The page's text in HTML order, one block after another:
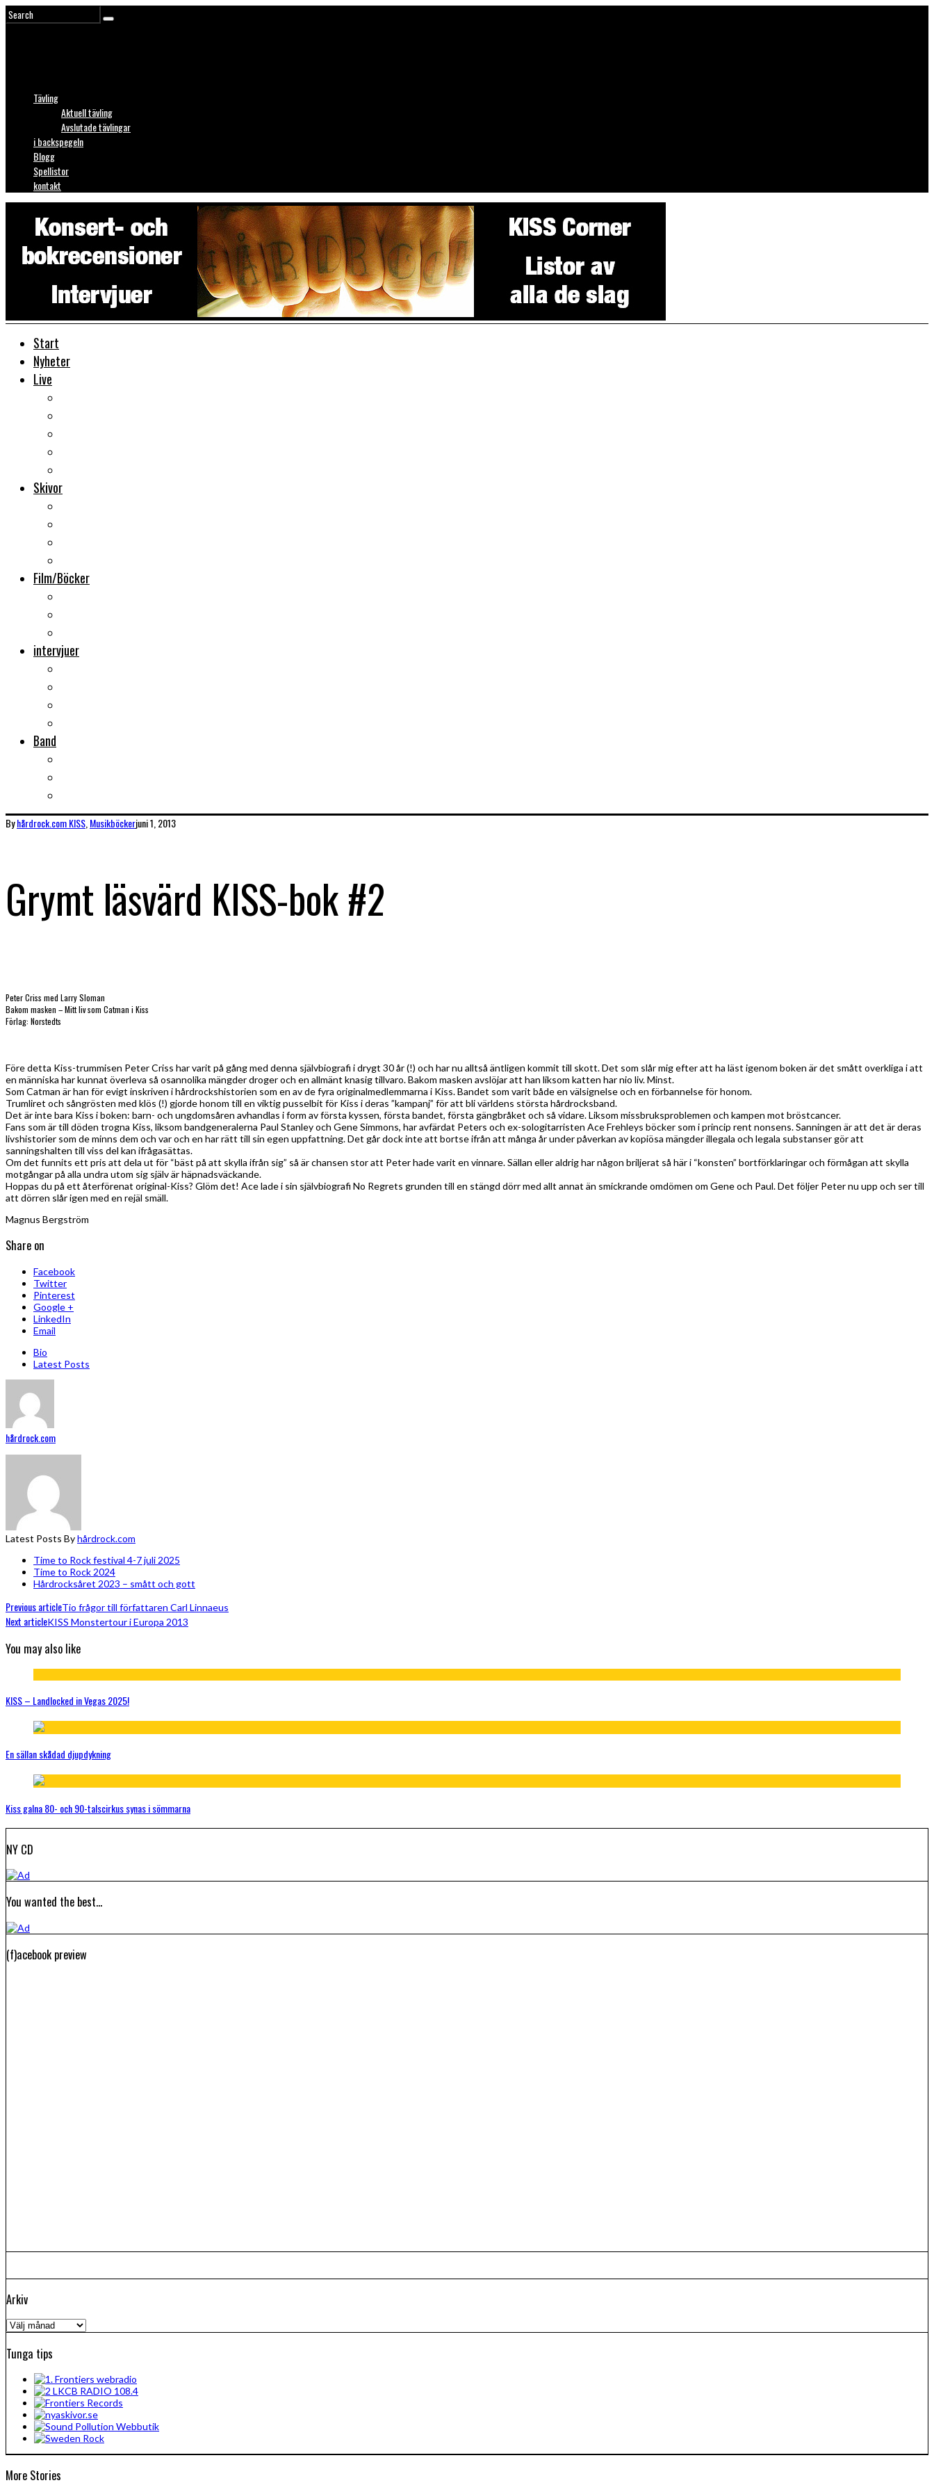
Tävling
Aktuell tävling
Avslutade tävlingar
i backspegeln
Blogg
Spellistor
kontakt
Start
Nyheter
Live
Skivor
Film/Böcker
intervjuer
Band
Byhårdrock.comKISS Musikböckerjuni 1, 2013
Grymt läsvärd KISS-bok #2
Peter Criss med Larry Sloman
Bakom masken – Mitt liv som Catman i Kiss
Förlag: Norstedts
Före detta Kiss-trummisen Peter Criss har varit på gång med denna självbiografi i drygt 30 år (!) och har nu alltså äntligen kommit till skott. Det som slår mig efter att ha läst igenom boken är det smått overkliga i att
en människa har kunnat överleva så osannolika mängder droger och en allmänt knasig tillvaro. Bakom masken avslöjar att han liksom katten har nio liv. Minst.
Som Catman är han för evigt inskriven i hårdrockshistorien som en av de fyra originalmedlemmarna i Kiss. Bandet som varit både en välsignelse och en förbannelse för honom.
Trumliret och sångrösten med klös (!) gjorde honom till en viktig pusselbit för Kiss i deras ”kampanj” för att bli världens största hårdrocksband.
Det är inte bara Kiss i boken: barn- och ungdomsåren avhandlas i form av första kyssen, första bandet, första gängbråket och så vidare. Liksom missbruksproblemen och kampen mot bröstcancer.
Fans som är till döden trogna Kiss, liksom bandgeneralerna Paul Stanley och Gene Simmons, har avfärdat Peters och ex-sologitarristen Ace Frehleys böcker som i princip rent nonsens. Sanningen är att det är deras
livshistorier som de minns dem och var och en har rätt till sin egen uppfattning. Det går dock inte att bortse ifrån att många år under påverkan av kopiösa mängder illegala och legala substanser gör att
sanningshalten till viss del kan ifrågasättas.
Om det funnits ett pris att dela ut för “bäst på att skylla ifrån sig” så är chansen stor att Peter hade varit en vinnare. Sällan eller aldrig har någon briljerat så här i “konsten” bortförklaringar och förmågan att skylla
motgångar på alla undra utom sig själv är häpnadsväckande.
Hoppas du på ett återförenat original-Kiss? Glöm det! Ace lade i sin självbiografi No Regrets grunden till en stängd dörr med allt annat än smickrande omdömen om Gene och Paul. Det följer Peter nu upp och ser till
att dörren slår igen med en rejäl smäll.
Magnus Bergström
Share on
Facebook
Twitter
Pinterest
Google +
LinkedIn
Email
Bio
Latest Posts
hårdrock.com
Latest Posts Byhårdrock.com
Time to Rock festival 4-7 juli 2025
Time to Rock 2024
Hårdrocksåret 2023 – smått och gott
Previous articleTio frågor till författaren Carl Linnaeus
Next articleKISS Monstertour i Europa 2013
You may also like
KISS – Landlocked in Vegas 2025!
En sällan skådad djupdykning
Kiss galna 80- och 90-talscirkus synas i sömmarna
NY CD
You wanted the best…
(f)acebook preview
Arkiv
Arkiv
Tunga tips
More Stories